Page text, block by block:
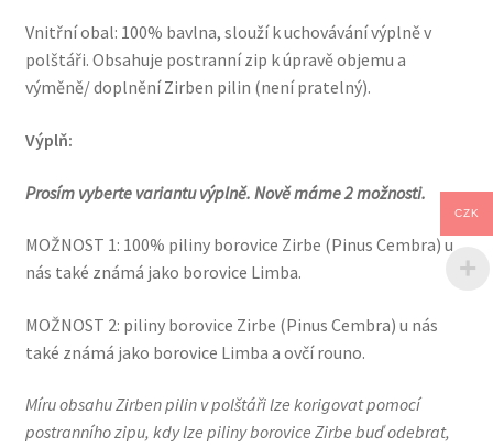
Vnitřní obal: 100% bavlna, slouží k uchovávání výplně v
polštáři. Obsahuje postranní zip k úpravě objemu a
výměně/ doplnění Zirben pilin (není pratelný).
Výplň:
Prosím vyberte variantu výplně. Nově máme 2 možnosti.
MOŽNOST 1: 100% piliny borovice Zirbe (Pinus Cembra) u
nás také známá jako borovice Limba.
MOŽNOST 2: piliny borovice Zirbe (Pinus Cembra) u nás
také známá jako borovice Limba a ovčí rouno.
Míru obsahu Zirben pilin v polštáři lze korigovat pomocí
postranního zipu, kdy lze piliny borovice Zirbe buď odebrat,
CZK